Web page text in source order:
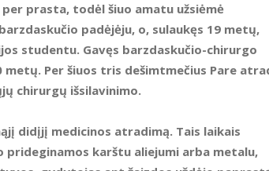
prasta, todėl šiuo amatu užsiėmė
padėjėju, o, sulaukęs 19 metų,
studentu. Gavęs barzdaskučio-chirurgo
Per šiuos tris dešimtmečius Pare
chirurgų išsilavinimo.
didįjį medicinos atradimą. Tais laikais
karštu aliejumi arba metalu,